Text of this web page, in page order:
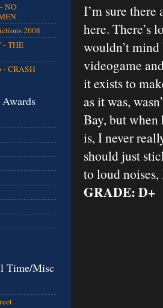
I’m sure
here. There’s
wouldn’t
videogame
it exists to
as it was,
Bay, but when
is, I never
should just
to loud noises,
GRADE: D+
NO
2008
- THE
- CRASH
Time/Misc